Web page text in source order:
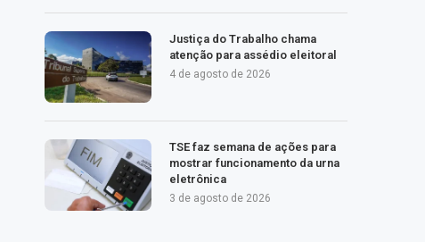
Justiça do Trabalho chama
atenção para assédio eleitoral
4 de agosto de 2026
TSE faz semana de ações para
mostrar funcionamento da urna
eletrônica
3 de agosto de 2026